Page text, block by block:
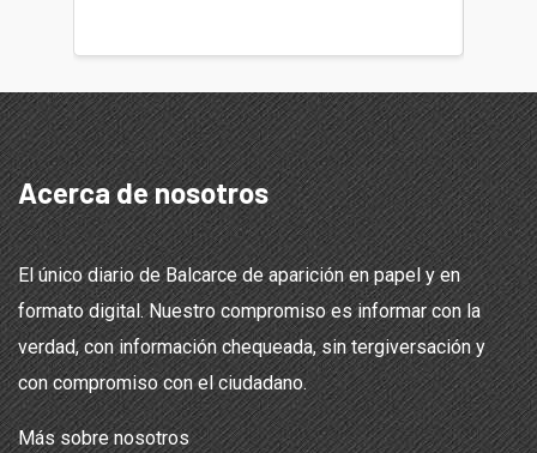
Acerca de nosotros
El único diario de Balcarce de aparición en papel y en
formato digital. Nuestro compromiso es informar con la
verdad, con información chequeada, sin tergiversación y
con compromiso con el ciudadano.
Más sobre nosotros